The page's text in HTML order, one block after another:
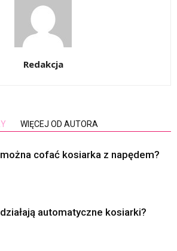
Redakcja
WIĘCEJ OD AUTORA
cofać kosiarka z napędem?
automatyczne kosiarki?